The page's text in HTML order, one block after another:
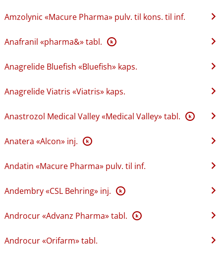
Amzolynic «Macure Pharma» pulv. til kons. til inf.
Anafranil «pharma&» tabl. K
Anagrelide Bluefish «Bluefish» kaps.
Anagrelide Viatris «Viatris» kaps.
Anastrozol Medical Valley «Medical Valley» tabl. K
Anatera «Alcon» inj. K
Andatin «Macure Pharma» pulv. til inf.
Andembry «CSL Behring» inj. K
Androcur «Advanz Pharma» tabl. K
Androcur «Orifarm» tabl.